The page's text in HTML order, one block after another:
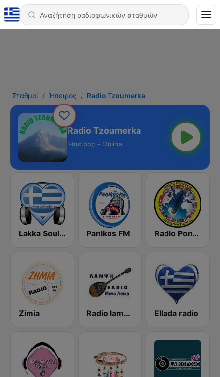
Σταθμοί Ήπειρος Radio Tzoumerka
Radio Tzoumerka
Ήπειρος - Online
Lakka Souli Radio Panikos FM Radio Pontos International
Zimia Radio lampsi Ellada radio